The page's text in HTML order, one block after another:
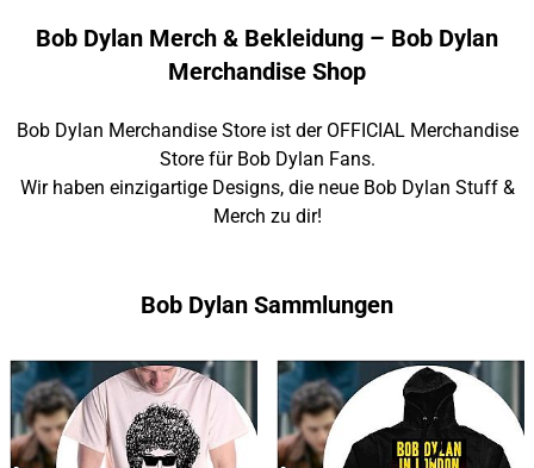
Bob Dylan Merch & Bekleidung – Bob Dylan
Merchandise Shop
Bob Dylan Merchandise Store ist der OFFICIAL Merchandise
Store für Bob Dylan Fans.
Wir haben einzigartige Designs, die neue Bob Dylan Stuff &
Merch zu dir!
Bob Dylan Sammlungen